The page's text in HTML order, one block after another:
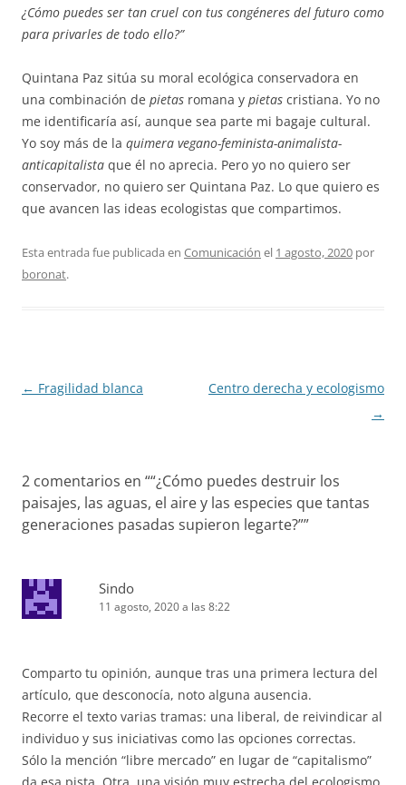
¿Cómo puedes ser tan cruel con tus congéneres del futuro como
para privarles de todo ello?”
Quintana Paz sitúa su moral ecológica conservadora en
una combinación de pietas romana y pietas cristiana. Yo no
me identificaría así, aunque sea parte mi bagaje cultural.
Yo soy más de la quimera vegano-feminista-animalista-
anticapitalista que él no aprecia. Pero yo no quiero ser
conservador, no quiero ser Quintana Paz. Lo que quiero es
que avancen las ideas ecologistas que compartimos.
Esta entrada fue publicada en Comunicación el 1 agosto, 2020 por
boronat.
Navegación
← Fragilidad blanca
Centro derecha y ecologismo
→
2 comentarios en ““¿Cómo puedes destruir los
paisajes, las aguas, el aire y las especies que tantas
generaciones pasadas supieron legarte?””
Sindo
11 agosto, 2020 a las 8:22
Comparto tu opinión, aunque tras una primera lectura del
artículo, que desconocía, noto alguna ausencia.
Recorre el texto varias tramas: una liberal, de reivindicar al
individuo y sus iniciativas como las opciones correctas.
Sólo la mención “libre mercado” en lugar de “capitalismo”